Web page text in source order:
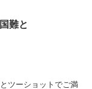
難と
ツーショットでご満